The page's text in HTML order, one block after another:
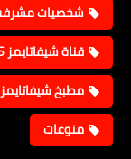
شخصيات
قناة شيفاتايمز TV / SHEFATAIMS
مطبخ شيفاتايمز
منوعات